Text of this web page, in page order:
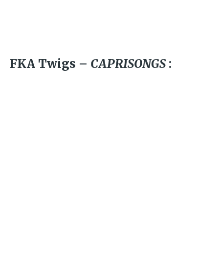
FKA Twigs – CAPRISONGS: